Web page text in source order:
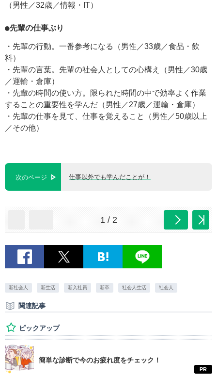
（男性／32歳／情報・IT）
●先輩の仕事ぶり
・先輩の行動。一番参考になる（男性／33歳／食品・飲
料）
・先輩の言葉。先輩の社会人としての心構え（男性／30歳
／運輸・倉庫）
・先輩の時間の使い方。限られた時間の中で効率よく作業
することの重要性を学んだ（男性／27歳／運輸・倉庫）
・先輩の仕事を見て、仕事を覚えること（男性／50歳以上
／その他）
次のページ 仕事以外でも学んだことが！
1 / 2
新社会人 新生活 新入社員 新卒 社会人生活 社会人
関連記事
ピックアップ
簡単な診断で今のお疲れ度をチェック！
PR